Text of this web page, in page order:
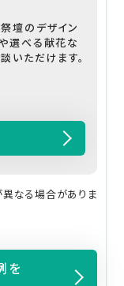
壇のデザイン
選べる献花な
いただけます。
異なる場合がありま
を